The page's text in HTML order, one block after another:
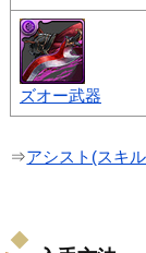
ズオー武器
⇒アシスト(スキ